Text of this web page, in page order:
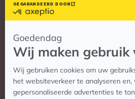
Vrienden
Veelgestelde vragen
Contact